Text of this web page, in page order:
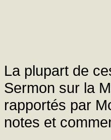
La plupart de
Sermon sur la
rapportés par
notes et